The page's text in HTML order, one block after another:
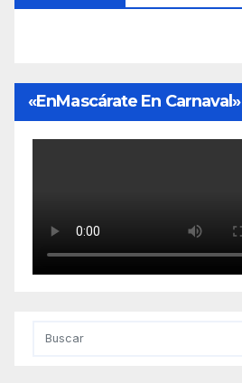
«EnMascárate En Carnaval»